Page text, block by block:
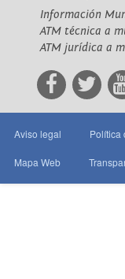
Información
ATM técnica a
ATM jurídica a
Aviso legal Política
Mapa Web